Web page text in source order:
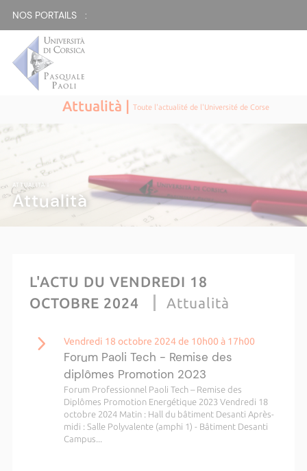
NOS PORTAILS :
Attualità |Toute l'actualité de l'Université de Corse
ATTUALITÀ |
Attualità
L'ACTU DU VENDREDI 18
OCTOBRE 2024
Attualità
Vendredi 18 octobre 2024 de 10h00 à 17h00
Forum Paoli Tech - Remise des
diplômes Promotion 2023
Forum Professionnel Paoli Tech – Remise des
Diplômes Promotion Energétique 2023 Vendredi 18
octobre 2024 Matin : Hall du bâtiment Desanti Après-
midi : Salle Polyvalente (amphi 1) - Bâtiment Desanti
Campus...